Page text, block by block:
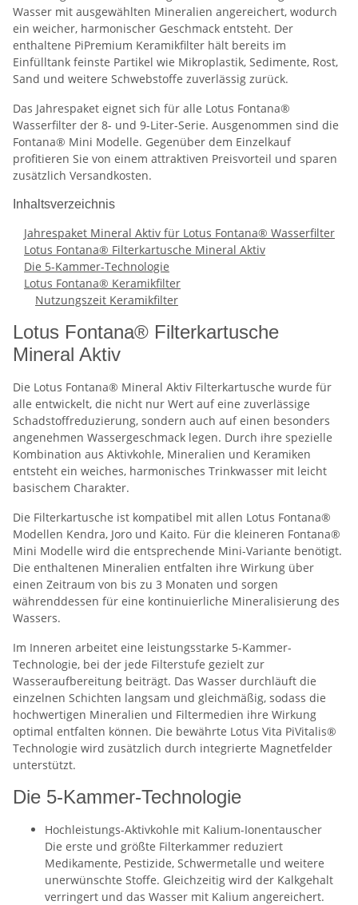
Wasser mit ausgewählten Mineralien angereichert, wodurch
ein weicher, harmonischer Geschmack entsteht. Der
enthaltene PiPremium Keramikfilter hält bereits im
Einfülltank feinste Partikel wie Mikroplastik, Sedimente, Rost,
Sand und weitere Schwebstoffe zuverlässig zurück.
Das Jahrespaket eignet sich für alle Lotus Fontana®
Wasserfilter der 8- und 9-Liter-Serie. Ausgenommen sind die
Fontana® Mini Modelle. Gegenüber dem Einzelkauf
profitieren Sie von einem attraktiven Preisvorteil und sparen
zusätzlich Versandkosten.
Inhaltsverzeichnis
Jahrespaket Mineral Aktiv für Lotus Fontana® Wasserfilter
Lotus Fontana® Filterkartusche Mineral Aktiv
Die 5-Kammer-Technologie
Lotus Fontana® Keramikfilter
Nutzungszeit Keramikfilter
Lotus Fontana® Filterkartusche
Mineral Aktiv
Die Lotus Fontana® Mineral Aktiv Filterkartusche wurde für
alle entwickelt, die nicht nur Wert auf eine zuverlässige
Schadstoffreduzierung, sondern auch auf einen besonders
angenehmen Wassergeschmack legen. Durch ihre spezielle
Kombination aus Aktivkohle, Mineralien und Keramiken
entsteht ein weiches, harmonisches Trinkwasser mit leicht
basischem Charakter.
Die Filterkartusche ist kompatibel mit allen Lotus Fontana®
Modellen Kendra, Joro und Kaito. Für die kleineren Fontana®
Mini Modelle wird die entsprechende Mini-Variante benötigt.
Die enthaltenen Mineralien entfalten ihre Wirkung über
einen Zeitraum von bis zu 3 Monaten und sorgen
währenddessen für eine kontinuierliche Mineralisierung des
Wassers.
Im Inneren arbeitet eine leistungsstarke 5-Kammer-
Technologie, bei der jede Filterstufe gezielt zur
Wasseraufbereitung beiträgt. Das Wasser durchläuft die
einzelnen Schichten langsam und gleichmäßig, sodass die
hochwertigen Mineralien und Filtermedien ihre Wirkung
optimal entfalten können. Die bewährte Lotus Vita PiVitalis®
Technologie wird zusätzlich durch integrierte Magnetfelder
unterstützt.
Die 5-Kammer-Technologie
Hochleistungs-Aktivkohle mit Kalium-Ionentauscher
Die erste und größte Filterkammer reduziert
Medikamente, Pestizide, Schwermetalle und weitere
unerwünschte Stoffe. Gleichzeitig wird der Kalkgehalt
verringert und das Wasser mit Kalium angereichert.